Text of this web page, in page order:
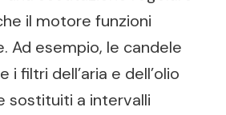
il motore funzioni
Ad esempio, le candele
i filtri dell’aria e dell’olio
sostituiti a intervalli